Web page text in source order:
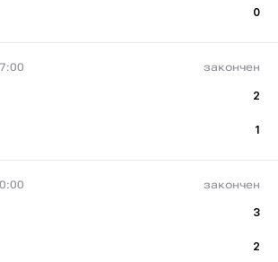
0
закончен
2
1
закончен
3
2